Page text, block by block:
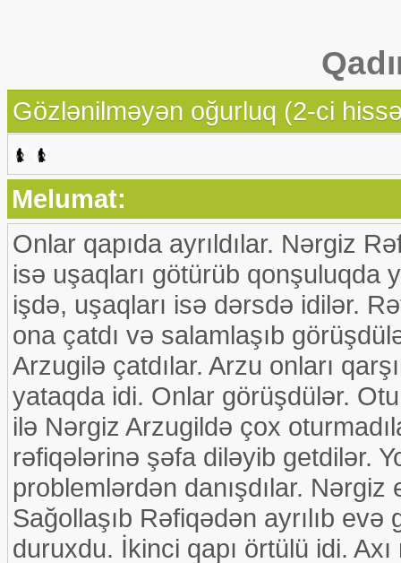
Gözlənilməyən oğurluq (2-ci
Melumat:
Onlar qapıda ayrıldılar. Nərgiz
isə uşaqları götürüb qonşuluqda
işdə, uşaqları isə dərsdə idilər.
ona çatdı və salamlaşıb
Arzugilə çatdılar. Arzu onları
yataqda idi. Onlar görüşdülər.
ilə Nərgiz Arzugildə çox
rəfiqələrinə şəfa diləyib getdilər.
problemlərdən danışdılar.
Sağollaşıb Rəfiqədən ayrılıb evə
duruxdu. İkinci qapı örtülü idi.